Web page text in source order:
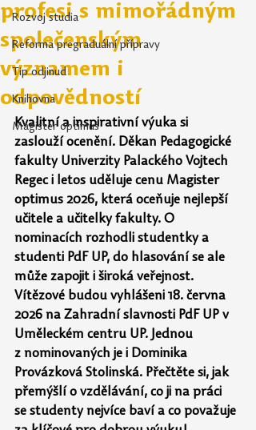
Rozvoj studia
Reforma pregraduální přípravy
Tip odjinud
Knihovna
Magister optimus
profesi s mimořádným
společenským
významem i
odpovědností
Kvalitní a inspirativní výuka si
zaslouží ocenění. Děkan Pedagogické
fakulty Univerzity Palackého Vojtech
Regec i letos uděluje cenu Magister
optimus 2026, která oceňuje nejlepší
učitele a učitelky fakulty. O
nominacích rozhodli studentky a
studenti PdF UP, do hlasování se ale
může zapojit i široká veřejnost.
Vítězové budou vyhlášeni 18. června
2026 na Zahradní slavnosti PdF UP v
Uměleckém centru UP. Jednou
z nominovaných je i Dominika
Provázková Stolinská. Přečtěte si, jak
přemýšlí o vzdělávání, co ji na práci
se studenty nejvíce baví a co považuje